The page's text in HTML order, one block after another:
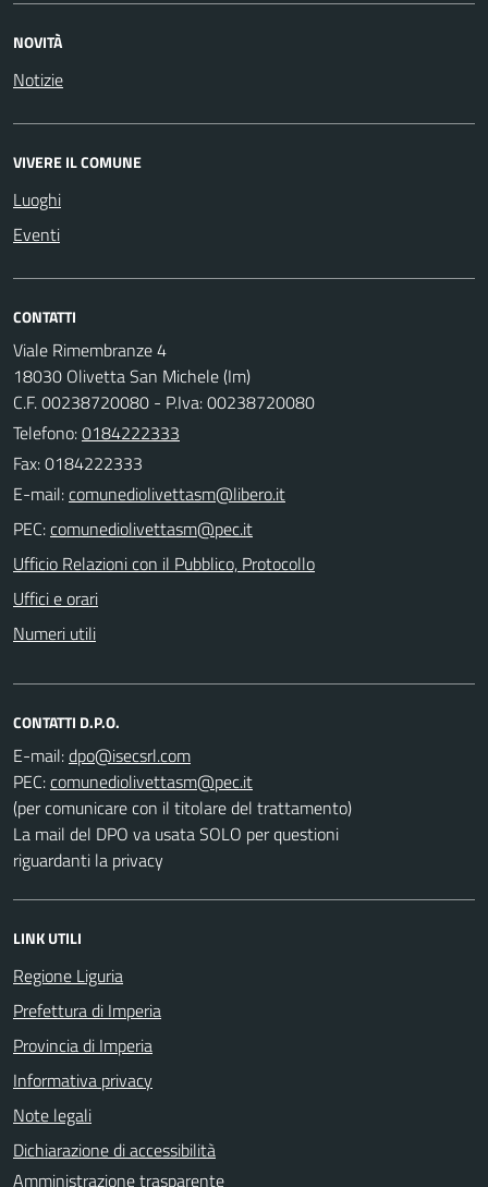
NOVITÀ
Notizie
VIVERE IL COMUNE
Luoghi
Eventi
CONTATTI
Viale Rimembranze 4
18030 Olivetta San Michele (Im)
C.F. 00238720080 - P.Iva: 00238720080
Telefono:0184222333
Fax: 0184222333
E-mail:
PEC:
Ufficio Relazioni con il Pubblico, Protocollo
Uffici e orari
Numeri utili
CONTATTI D.P.O.
E-mail:
PEC:
(per comunicare con il titolare del trattamento)
La mail del DPO va usata SOLO per questioni
riguardanti la privacy
LINK UTILI
Regione Liguria
Prefettura di Imperia
Provincia di Imperia
Informativa privacy
Note legali
Dichiarazione di accessibilità
Amministrazione trasparente